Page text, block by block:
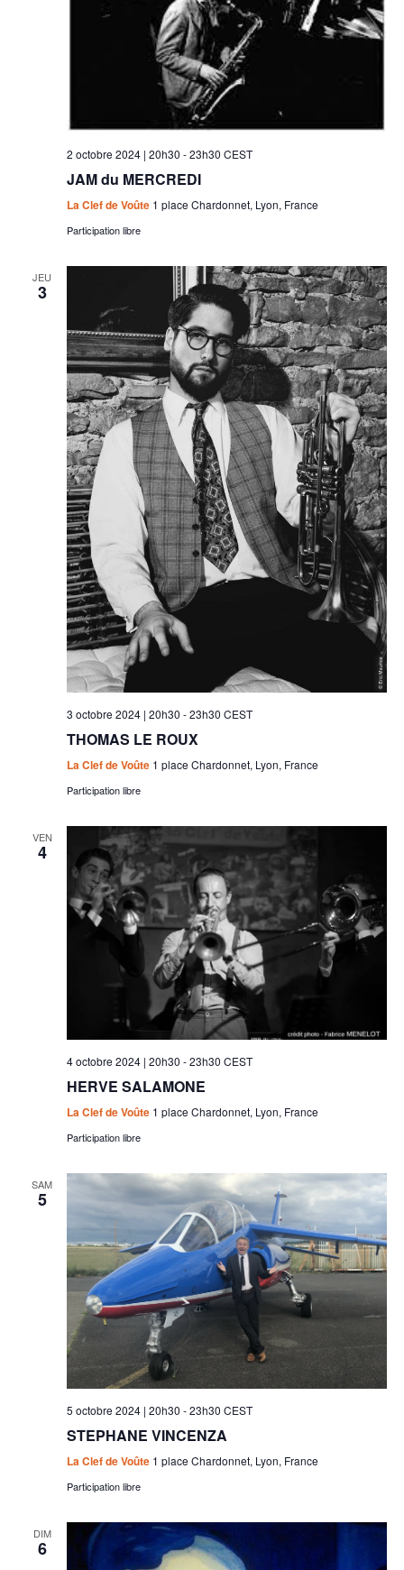
2 octobre 2024 | 20h30 -23h30 CEST
JAM du MERCREDI
La Clef de Voûte 1 place Chardonnet, Lyon, France
Participation libre
JEU
3
3 octobre 2024 | 20h30 -23h30 CEST
THOMAS LE ROUX
La Clef de Voûte 1 place Chardonnet, Lyon, France
Participation libre
VEN
4
4 octobre 2024 | 20h30 -23h30 CEST
HERVE SALAMONE
La Clef de Voûte 1 place Chardonnet, Lyon, France
Participation libre
SAM
5
5 octobre 2024 | 20h30 -23h30 CEST
STEPHANE VINCENZA
La Clef de Voûte 1 place Chardonnet, Lyon, France
Participation libre
DIM
6